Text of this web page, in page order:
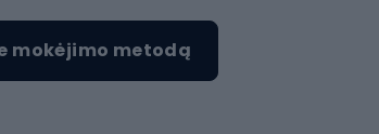
mokėjimo metodą